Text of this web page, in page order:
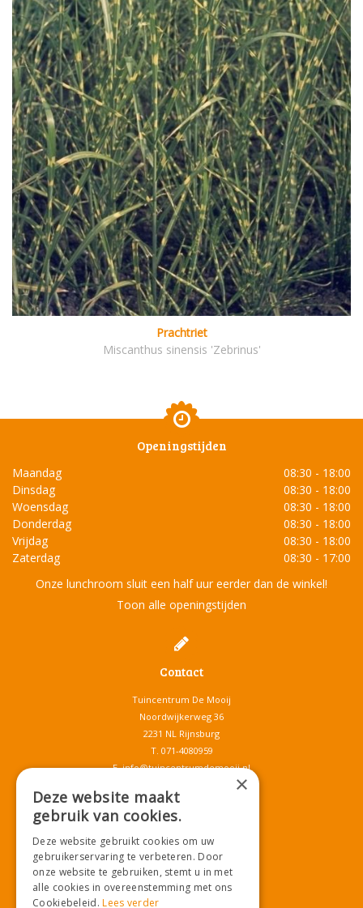
Prachtriet
Miscanthus sinensis 'Zebrinus'
Openingstijden
Maandag
08:30 - 18:00
Dinsdag
08:30 - 18:00
Woensdag
08:30 - 18:00
Donderdag
08:30 - 18:00
Vrijdag
08:30 - 18:00
Zaterdag
08:30 - 17:00
Onze lunchroom sluit een half uur eerder dan de winkel!
Toon alle openingstijden
Contact
Tuincentrum De Mooij
Noordwijkerweg 36
2231 NL Rijnsburg
T. 071-4080959
E.info@tuincentrumdemooij.nl
Download onze App!
×
Deze website maakt
gebruik van cookies.
Deze website gebruikt cookies om uw
gebruikerservaring te verbeteren. Door
onze website te gebruiken, stemt u in met
alle cookies in overeenstemming met ons
Cookiebeleid.Lees verder